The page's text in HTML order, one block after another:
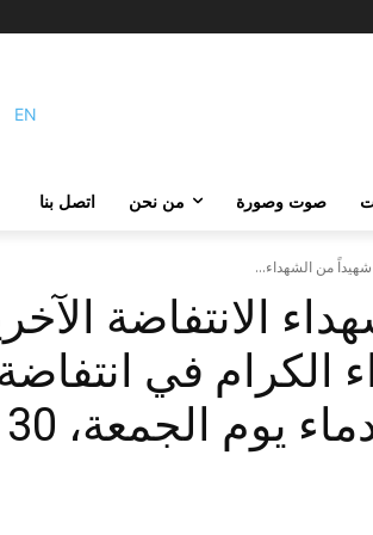
EN
صوت وصورة من نحن اتصل بنا
27 من شهداء الانتفاضة
الكرام في
زاهدان المضرجة بالدماء يوم الجمعة، 30